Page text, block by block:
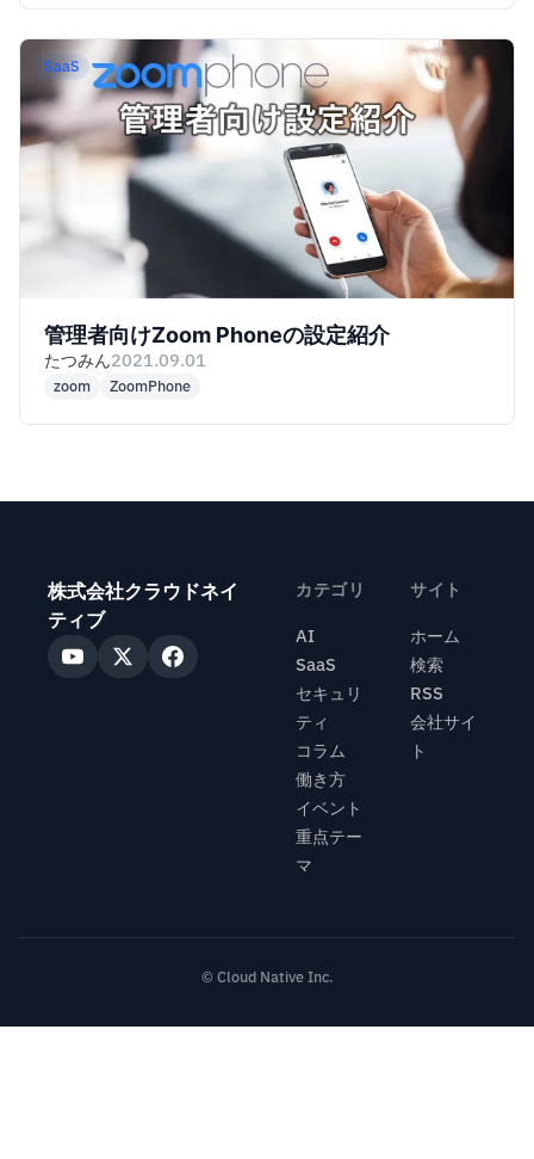
SaaS
管理者向けZoom Phoneの設定紹介
たつみん2021.09.01
zoom ZoomPhone
株式会社クラウドネイ
ティブ
カテゴリ
AI
SaaS
セキュリ
ティ
コラム
働き方
イベント
重点テー
マ
サイト
ホーム
検索
RSS
会社サイ
ト
© Cloud Native Inc.